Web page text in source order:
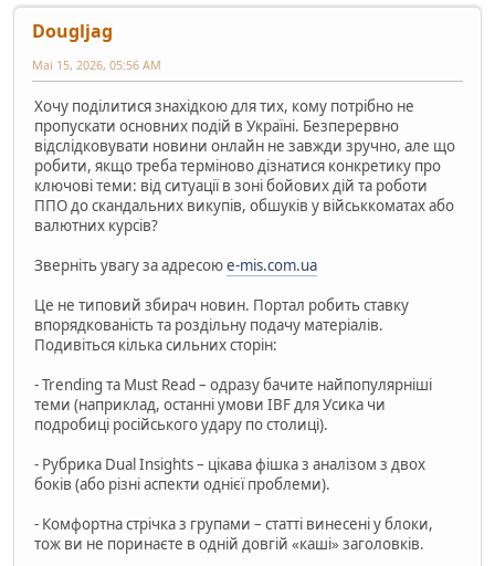
Dougljag
Mai 15, 2026, 05:56 AM
Хочу поділитися знахідкою для тих, кому потрібно не
пропускати основних подій в Україні. Безперервно
відслідковувати новини онлайн не завжди зручно, але що
робити, якщо треба терміново дізнатися конкретику про
ключові теми: від ситуації в зоні бойових дій та роботи
ППО до скандальних викупів, обшуків у військкоматах або
валютних курсів?
Зверніть увагу за адресоюe-mis.com.ua
Це не типовий збирач новин. Портал робить ставку
впорядкованість та роздільну подачу матеріалів.
Подивіться кілька сильних сторін:
- Trending та Must Read – одразу бачите найпопулярніші
теми (наприклад, останні умови IBF для Усика чи
подробиці російського удару по столиці).
- Рубрика Dual Insights – цікава фішка з аналізом з двох
боків (або різні аспекти однієї проблеми).
- Комфортна стрічка з групами – статті винесені у блоки,
тож ви не поринаєте в одній довгій «каші» заголовків.